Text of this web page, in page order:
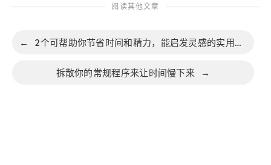
阅读其他文章
← 2个可帮助你节省时间和精力，能启发灵感的实用模版
拆散你的常规程序来让时间慢下来 →